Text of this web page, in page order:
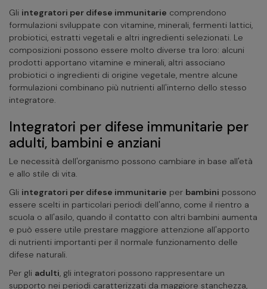
Gli integratori per difese immunitarie comprendono
formulazioni sviluppate con vitamine, minerali, fermenti lattici,
probiotici, estratti vegetali e altri ingredienti selezionati. Le
composizioni possono essere molto diverse tra loro: alcuni
prodotti apportano vitamine e minerali, altri associano
probiotici o ingredienti di origine vegetale, mentre alcune
formulazioni combinano più nutrienti all'interno dello stesso
integratore.
Integratori per difese immunitarie per
adulti, bambini e anziani
Le necessità dell'organismo possono cambiare in base all'età
e allo stile di vita.
Gli integratori per difese immunitarie per bambini possono
essere scelti in particolari periodi dell'anno, come il rientro a
scuola o all'asilo, quando il contatto con altri bambini aumenta
e può essere utile prestare maggiore attenzione all'apporto
di nutrienti importanti per il normale funzionamento delle
difese naturali.
Per gli adulti, gli integratori possono rappresentare un
supporto nei periodi caratterizzati da maggiore stanchezza,